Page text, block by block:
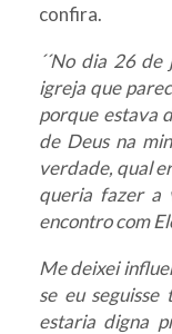
confira.
´´No dia 26
igreja que
porque estava
de Deus na
verdade, qual
queria fazer a
encontro com
Me deixei
se eu seguisse
estaria digna